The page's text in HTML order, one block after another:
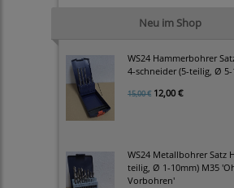
Neu im Shop
WS24 Hammerbohrer
4-schneider (5-teilig, Ø 5-
15,00 € 12,00 €
WS24 Metallbohrer Satz
teilig, Ø 1-10mm) M35
Vorbohren'